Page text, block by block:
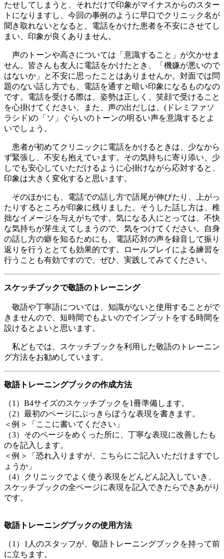
たせしてしまうと、それだけで印象がマイナスからのスター
トになりますし、今回の事例のように早口でクリニック名が
聞き取れないとなると、電話をかけた患者を不安にさせてし
まい、印象が良くありません。
声のトーンや高さについては「意識すること」が欠かせま
せん。皆さんも友人に電話をかけたとき、「機嫌が悪いので
はないか」と不安に思ったことはありませんか。対面では問
題のない話し方でも、電話を通すと暗い印象になるものなの
です。電話を受ける際は、姿勢は正しく、笑顔で受けること
を心掛けてください。また、声の出だしは、(ドレミファソ
ラシド)の「ソ」ぐらいのトーンの明るい声を意識するとよ
いでしょう。
患者が初めてクリニックに電話をかけるときは、少なから
ず緊張し、不安も抱えています。その気持ちに寄り添い、少
しでも安心していただけるように心掛けながら応対すると、
印象は大きく変化すると思います。
そのほかにも、電話での話し方で語尾が伸びたり、上がっ
たりするところが印象に残りました。そうした話し方は、稚
拙なイメージを与えがちです。気になる人にとっては、不快
な気持ちが芽生えてしまうので、気をつけてください。自身
の話し方の癖を知るためにも、電話応対の声を録音して振り
返りを行うととても効果的です。ロールプレイによる練習を
行うことも有効ですので、ぜひ、実践してみてください。
スケッチブックで敬語のトレーニング
敬語や丁寧語については、知識がないと使用することがで
きませんので、短時間でもよいのでインプットをする時間を
設けるとよいと思います。
私どもでは、スケッチブックを利用した敬語のトレーニン
グ方法をお勧めしています。
敬語トレーニングブックの作成方法
（1）B4サイズのスケッチブックを1冊準備します。
（2）最初のページにぶっきらぼうな表現を書きます。
＜例＞「ここに書いてください」
（3）そのページをめくった所に、丁寧な表現に改善したも
のを記入します。
＜例＞「恐れ入りますが、こちらにご記入いただけますでし
ょうか」
（4）クリニックでよく使う表現をどんどん記入していき、
スケッチブックの全ページに表現を記入できたらできあがり
です。
敬語トレーニングブックの使用方法
（1）1人のスタッフが、敬語トレーニングブックを持って前
に立ちます。